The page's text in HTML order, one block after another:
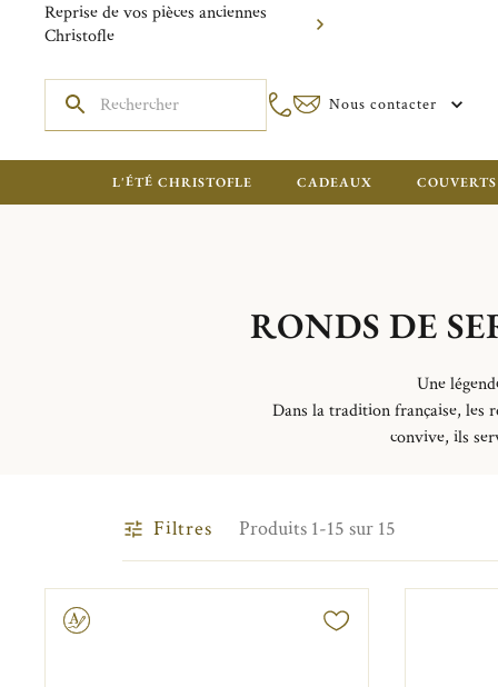
Reprise de vos pièces anciennes
Christofle
Nous contacter
L'ÉTÉ CHRISTOFLE CADEAUX COUVERTS
RONDS DE
Une
Dans la tradition française, les
convive, ils
Filtres Produits 1-15 sur 15